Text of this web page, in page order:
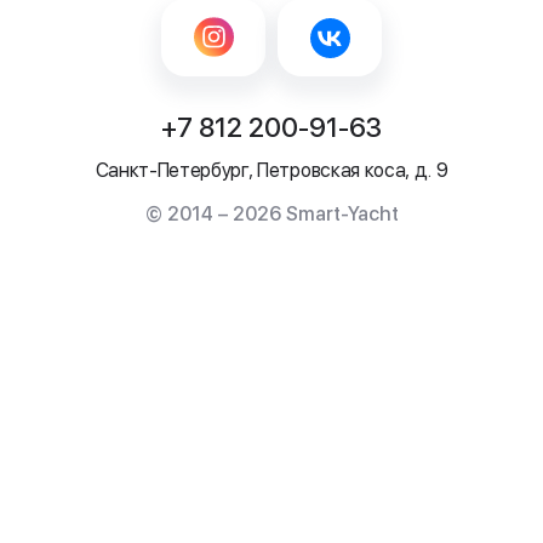
+7 812 200-91-63
Санкт-Петербург, Петровская коса, д. 9
© 2014 – 2026 Smart-Yacht